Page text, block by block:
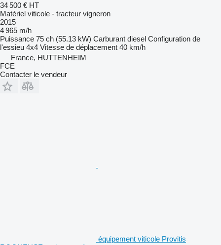
34 500 € HT
Matériel viticole - tracteur vigneron
2015
4 965 m/h
Puissance 75 ch (55.13 kW) Carburant diesel Configuration de
l'essieu 4x4 Vitesse de déplacement 40 km/h
France, HUTTENHEIM
FCE
Contacter le vendeur
équipement viticole Provitis